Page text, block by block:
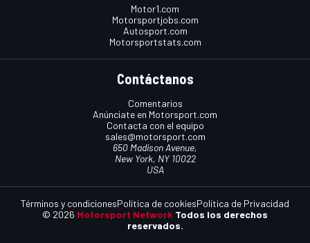
Motor1.com
Motorsportjobs.com
Autosport.com
Motorsportstats.com
Contáctanos
Comentarios
Anúnciate en Motorsport.com
Contacta con el equipo
sales@motorsport.com
650 Madison Avenue,
New York, NY 10022
USA
© 2026 Motorsport Network Todos los derechos
reservados.
Términos y condicionesPolítica de cookiesPolítica de Privacidad